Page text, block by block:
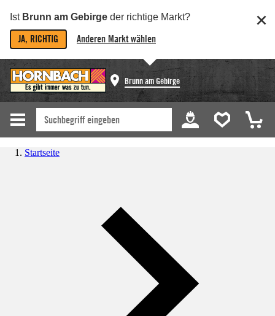
Ist Brunn am Gebirge der richtige Markt?
JA, RICHTIG Anderen Markt wählen
Brunn am Gebirge
Startseite